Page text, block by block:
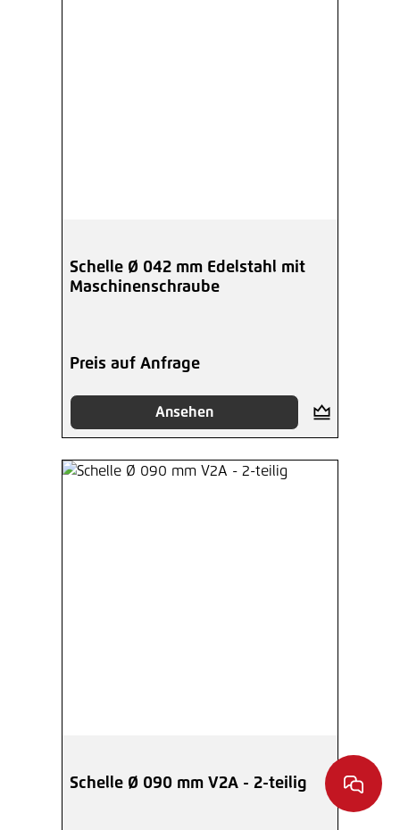
Schelle Ø 042 mm Edelstahl mit
Maschinenschraube
Preis auf Anfrage
Ansehen
Schelle Ø 090 mm V2A - 2-teilig